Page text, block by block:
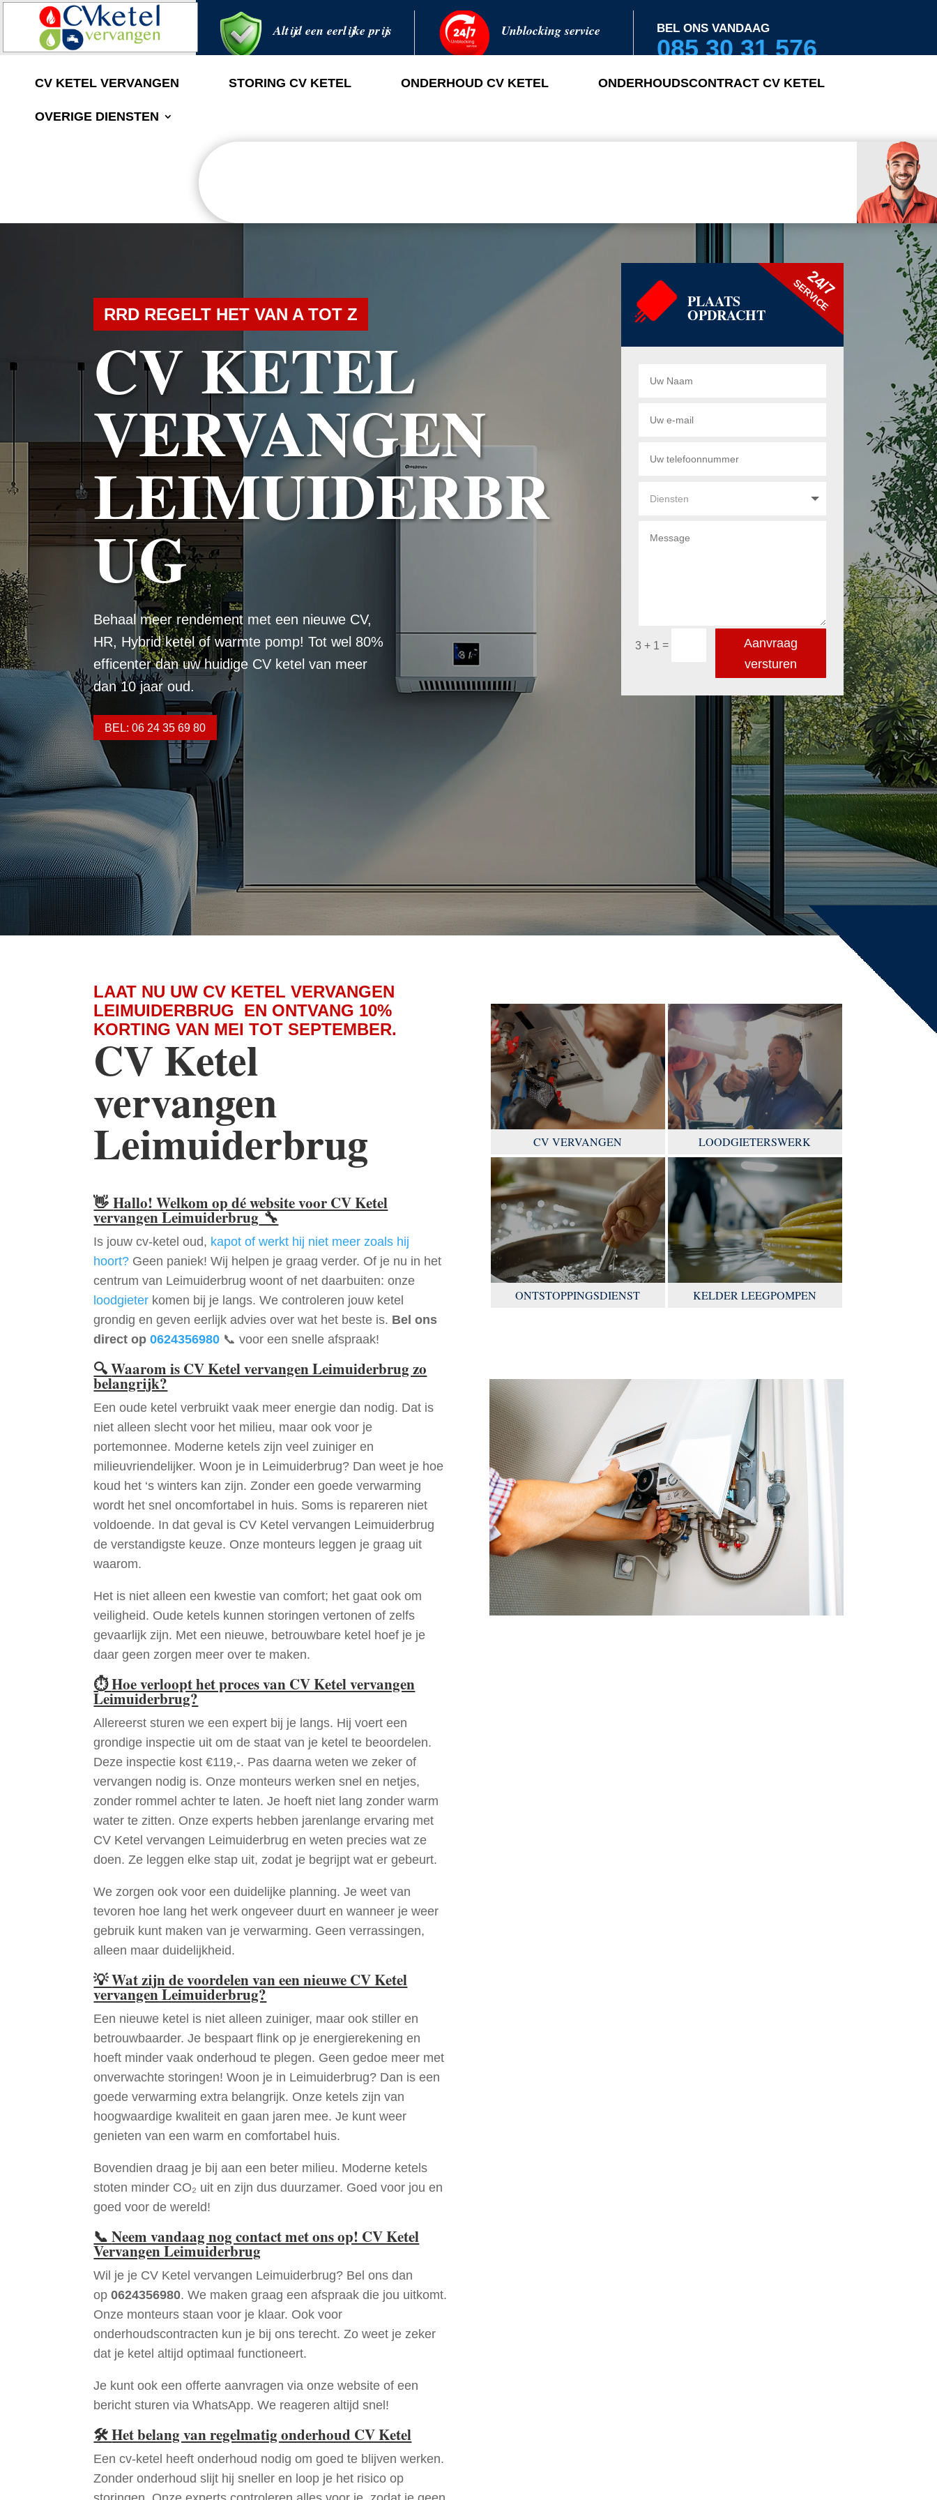
Altijd een eerlijke prijs Unblocking service BEL ONS VANDAAG
085 30 31 576
CV KETEL VERVANGEN STORING CV KETEL ONDERHOUD CV KETEL ONDERHOUDSCONTRACT CV KETEL
OVERIGE DIENSTEN
RRD REGELT HET VAN A TOT Z
CV KETEL
VERVANGEN
LEIMUIDERBR
UG
Behaal meer rendement met een nieuwe CV,
HR, Hybrid ketel of warmte pomp! Tot wel 80%
efficenter dan uw huidige CV ketel van meer
dan 10 jaar oud.
BEL: 06 24 35 69 80
PLAATS
OPDRACHT
24/7
SERVICE
3 + 1 =
Aanvraag
versturen
LAAT NU UW CV KETEL VERVANGEN
LEIMUIDERBRUG EN ONTVANG 10%
KORTING VAN MEI TOT SEPTEMBER.
CV Ketel
vervangen
Leimuiderbrug
👋Hallo! Welkom op dé website voor CV Ketel
vervangen Leimuiderbrug🔧
Is jouw cv-ketel oud, kapot of werkt hij niet meer zoals hij
hoort? Geen paniek! Wij helpen je graag verder. Of je nu in het
centrum van Leimuiderbrug woont of net daarbuiten: onze
loodgieter komen bij je langs. We controleren jouw ketel
grondig en geven eerlijk advies over wat het beste is. Bel ons
direct op0624356980 📞 voor een snelle afspraak!
🔍Waarom is CV Ketel vervangen Leimuiderbrug zo
belangrijk?
Een oude ketel verbruikt vaak meer energie dan nodig. Dat is
niet alleen slecht voor het milieu, maar ook voor je
portemonnee. Moderne ketels zijn veel zuiniger en
milieuvriendelijker. Woon je in Leimuiderbrug? Dan weet je hoe
koud het ‘s winters kan zijn. Zonder een goede verwarming
wordt het snel oncomfortabel in huis. Soms is repareren niet
voldoende. In dat geval is CV Ketel vervangen Leimuiderbrug
de verstandigste keuze. Onze monteurs leggen je graag uit
waarom.
Het is niet alleen een kwestie van comfort; het gaat ook om
veiligheid. Oude ketels kunnen storingen vertonen of zelfs
gevaarlijk zijn. Met een nieuwe, betrouwbare ketel hoef je je
daar geen zorgen meer over te maken.
⏱Hoe verloopt het proces van CV Ketel vervangen
Leimuiderbrug?
Allereerst sturen we een expert bij je langs. Hij voert een
grondige inspectie uit om de staat van je ketel te beoordelen.
Deze inspectie kost €119,-. Pas daarna weten we zeker of
vervangen nodig is. Onze monteurs werken snel en netjes,
zonder rommel achter te laten. Je hoeft niet lang zonder warm
water te zitten. Onze experts hebben jarenlange ervaring met
CV Ketel vervangen Leimuiderbrug en weten precies wat ze
doen. Ze leggen elke stap uit, zodat je begrijpt wat er gebeurt.
We zorgen ook voor een duidelijke planning. Je weet van
tevoren hoe lang het werk ongeveer duurt en wanneer je weer
gebruik kunt maken van je verwarming. Geen verrassingen,
alleen maar duidelijkheid.
💡Wat zijn de voordelen van een nieuwe CV Ketel
vervangen Leimuiderbrug?
Een nieuwe ketel is niet alleen zuiniger, maar ook stiller en
betrouwbaarder. Je bespaart flink op je energierekening en
hoeft minder vaak onderhoud te plegen. Geen gedoe meer met
onverwachte storingen! Woon je in Leimuiderbrug? Dan is een
goede verwarming extra belangrijk. Onze ketels zijn van
hoogwaardige kwaliteit en gaan jaren mee. Je kunt weer
genieten van een warm en comfortabel huis.
Bovendien draag je bij aan een beter milieu. Moderne ketels
stoten minder CO₂ uit en zijn dus duurzamer. Goed voor jou en
goed voor de wereld!
📞Neem vandaag nog contact met ons op! CV Ketel
Vervangen Leimuiderbrug
Wil je je CV Ketel vervangen Leimuiderbrug? Bel ons dan
op0624356980. We maken graag een afspraak die jou uitkomt.
Onze monteurs staan voor je klaar. Ook voor
onderhoudscontracten kun je bij ons terecht. Zo weet je zeker
dat je ketel altijd optimaal functioneert.
Je kunt ook een offerte aanvragen via onze website of een
bericht sturen via WhatsApp. We reageren altijd snel!
🛠Het belang van regelmatig onderhoud CV Ketel
Een cv-ketel heeft onderhoud nodig om goed te blijven werken.
Zonder onderhoud slijt hij sneller en loop je het risico op
CV VERVANGEN LOODGIETERSWERK
ONTSTOPPINGSDIENST KELDER LEEGPOMPEN